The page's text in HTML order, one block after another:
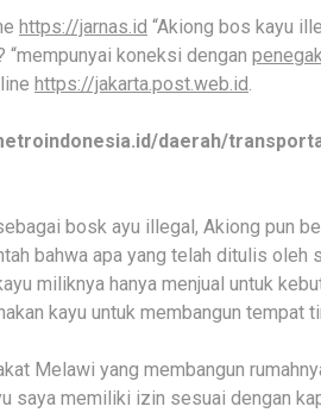
https://jarnas.id “Akiong bos kayu
“mempunyai koneksi dengan
https://jakarta.post.web.id
daerah/
bosk ayu illegal, Akiong pun
bahwa apa yang telah ditulis oleh
miliknya hanya menjual untuk
kayu untuk membangun tempat
Melawi yang membangun
saya memiliki izin sesuai dengan